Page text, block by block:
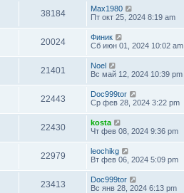
38184
Max1980
Пт окт 25, 2024 8:19 am
20024
Финик
Сб июн 01, 2024 10:02 am
21401
Noel
Вс май 12, 2024 10:39 pm
22443
Doc999tor
Ср фев 28, 2024 3:22 pm
22430
kosta
Чт фев 08, 2024 9:36 pm
22979
leochikg
Вт фев 06, 2024 5:09 pm
23413
Doc999tor
Вс янв 28, 2024 6:13 pm